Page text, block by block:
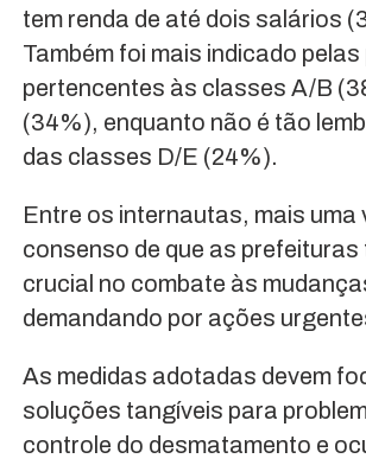
tem renda de até dois salários
Também foi mais indicado
pertencentes às classes A/B
(34%), enquanto não é tão
das classes D/E (24%).
Entre os internautas, mais uma
consenso de que as prefeituras
crucial no combate às
demandando por ações
As medidas adotadas devem
soluções tangíveis para
controle do desmatamento e